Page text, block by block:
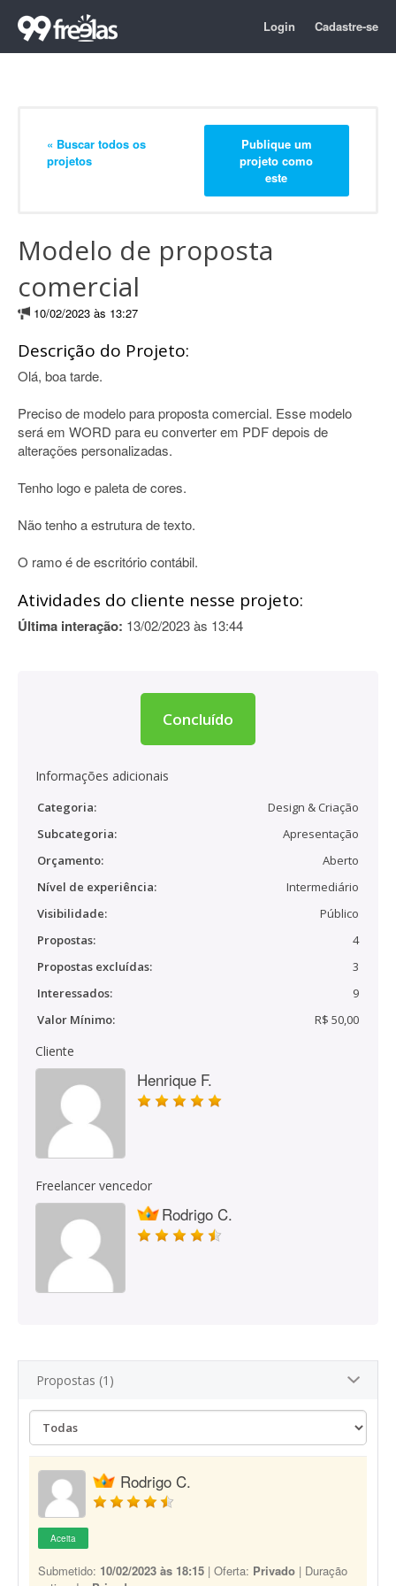
Login Cadastre-se
« Buscar todos os
projetos
Publique um
projeto como
este
Modelo de proposta
comercial
10/02/2023 às 13:27
Descrição do Projeto:
Olá, boa tarde.
Preciso de modelo para proposta comercial. Esse modelo
será em WORD para eu converter em PDF depois de
alterações personalizadas.
Tenho logo e paleta de cores.
Não tenho a estrutura de texto.
O ramo é de escritório contábil.
Atividades do cliente nesse projeto:
Última interação: 13/02/2023 às 13:44
Concluído
Informações adicionais
Categoria:
Design & Criação
Subcategoria:
Apresentação
Orçamento:
Aberto
Nível de experiência:
Intermediário
Visibilidade:
Público
Propostas:
4
Propostas excluídas:
3
Interessados:
9
Valor Mínimo:
R$ 50,00
Cliente
Henrique F.
Freelancer vencedor
Rodrigo C.
Propostas (1)
Rodrigo C.
Aceita
Submetido: 10/02/2023 às 18:15 | Oferta: Privado | Duração